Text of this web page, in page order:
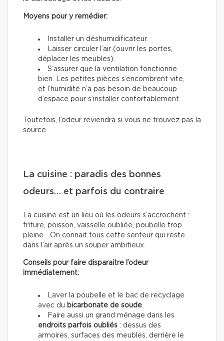
Moyens pour y remédier:
Installer un déshumidificateur.
Laisser circuler l’air (ouvrir les portes,
déplacer les meubles).
S’assurer que la ventilation fonctionne
bien. Les petites pièces s’encombrent vite,
et l’humidité n’a pas besoin de beaucoup
d’espace pour s’installer confortablement.
Toutefois, l’odeur reviendra si vous ne trouvez pas la
source.
La cuisine : paradis des bonnes
odeurs… et parfois du contraire
La cuisine est un lieu où les odeurs s’accrochent :
friture, poisson, vaisselle oubliée, poubelle trop
pleine… On connait tous cette senteur qui reste
dans l’air après un souper ambitieux.
Conseils pour faire disparaitre l’odeur
immédiatement:
Laver la poubelle et le bac de recyclage
avec du bicarbonate de soude.
Faire aussi un grand ménage dans les
endroits parfois oubliés : dessus des
armoires, surfaces des meubles, derrière le